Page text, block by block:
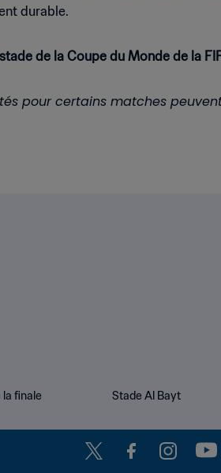
durable.
de la Coupe du Monde de la
pour certains matches
la finale Stade Al Bayt